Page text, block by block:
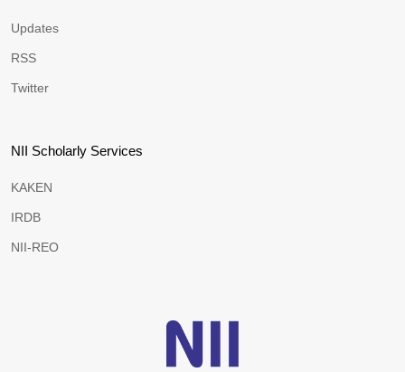
Updates
RSS
Twitter
NII Scholarly Services
KAKEN
IRDB
NII-REO